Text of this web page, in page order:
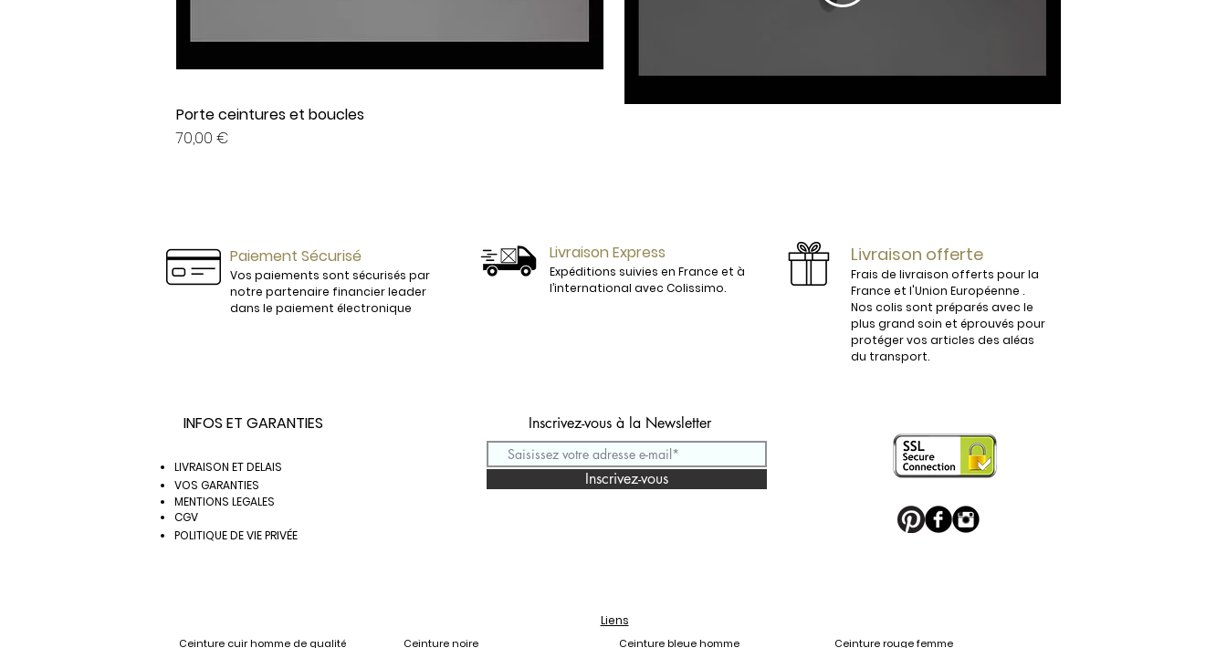
Porte ceintures et boucles
Prix
70,00 €
Paiement Sécurisé
Vos paiements sont sécurisés par
notre partenaire financier leader
dans le paiement électronique
Livraison Express
Expéditions suivies en France et à
l’international avec Colissimo.
Livraison offerte
Frais de livraison offerts pour la
France et l'Union Européenne .
Nos colis sont préparés avec le
plus grand soin et éprouvés pour
protéger vos articles des aléas
du transport.
INFOS ET GARANTIES
LIVRAISON ET DELAIS
VOS GARANTIES
MENTIONS LEGALES
CGV
POLITIQUE DE VIE PRIVÉE
Inscrivez-vous à la Newsletter
Inscrivez-vous
Liens
Ceinture cuir homme de qualité Ceinture noire Ceinture bleue homme Ceinture rouge femme